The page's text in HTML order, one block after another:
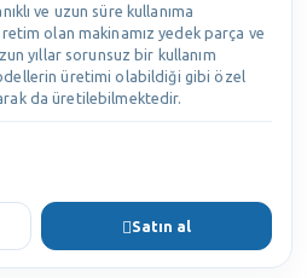
ve uzun süre kullanıma
olan makinamız yedek parça ve
yıllar sorunsuz bir kullanım
üretimi olabildiği gibi özel
da üretilebilmektedir.
Satın al